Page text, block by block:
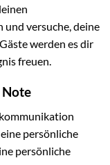
und versuche, deine
werden es dir
freuen.
Note
persönliche
persönliche